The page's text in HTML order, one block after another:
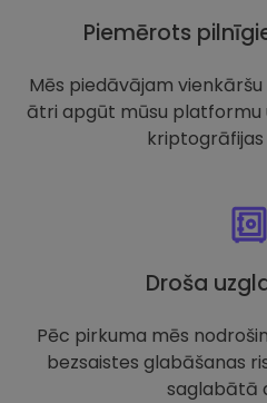
Piemērots
Mēs piedāvājam vienkāršu
ātri apgūt mūsu
kriptogrāfijas
Droša
Pēc pirkuma mēs
bezsaistes glabāšanas
saglabātā